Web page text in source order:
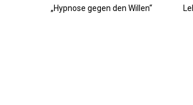
„Hypnose gegen den Willen“